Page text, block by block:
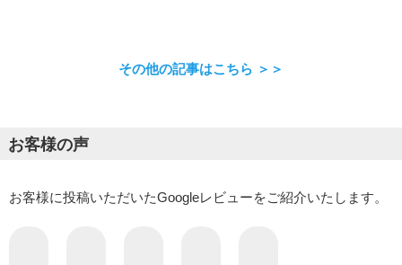
その他の記事はこちら ＞＞
お客様の声
お客様に投稿いただいたGoogleレビューをご紹介いたします。